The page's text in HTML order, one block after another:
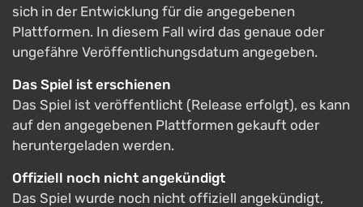
sich in der Entwicklung für die angegebenen
Plattformen. In diesem Fall wird das genaue oder
ungefähre Veröffentlichungsdatum angegeben.
Das Spiel ist erschienen
Das Spiel ist veröffentlicht (Release erfolgt), es kann
auf den angegebenen Plattformen gekauft oder
heruntergeladen werden.
Offiziell noch nicht angekündigt
Das Spiel wurde noch nicht offiziell angekündigt,